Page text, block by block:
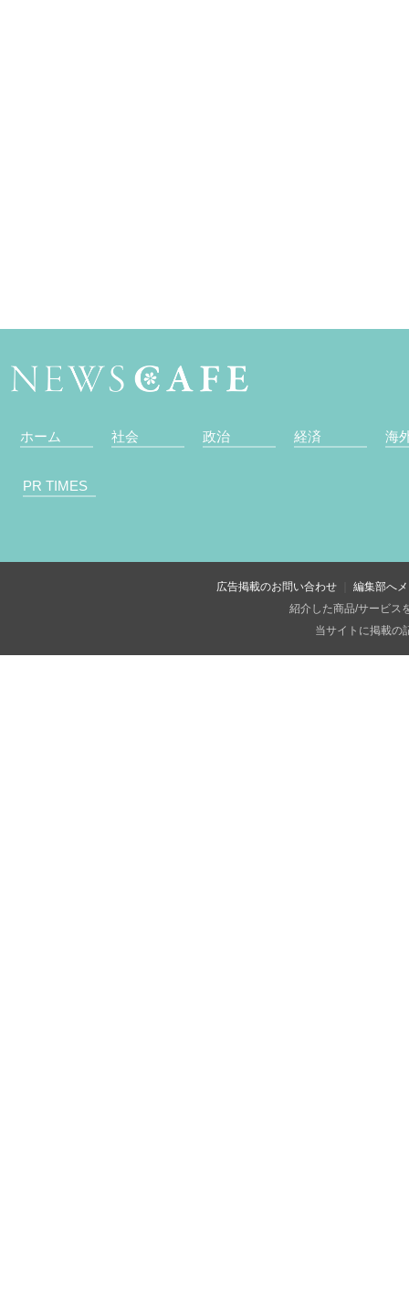
ホーム 社会 政治 経済 海
PR TIMES
広告掲載のお問い合わせ
編集部へ
紹介した商品/サービス
当サイトに掲載の